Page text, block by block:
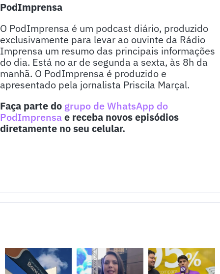
PodImprensa
O PodImprensa é um podcast diário, produzido
exclusivamente para levar ao ouvinte da Rádio
Imprensa um resumo das principais informações
do dia. Está no ar de segunda a sexta, às 8h da
manhã. O PodImprensa é produzido e
apresentado pela jornalista Priscila Marçal.
Faça parte do grupo de WhatsApp do
PodImprensae receba novos episódios
diretamente no seu celular.